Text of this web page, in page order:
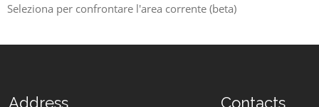
Seleziona per confrontare l'area corrente (beta)
Address Contacts